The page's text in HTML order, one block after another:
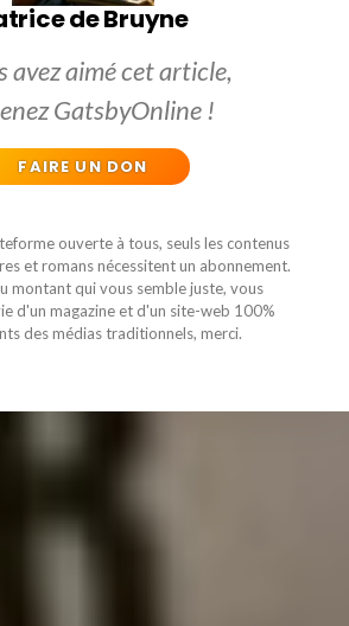
de Bruyne
avez aimé cet article,
GatsbyOnline !
FAIRE UN DON
ouverte à tous, seuls les contenus
et romans nécessitent un abonnement.
montant qui vous semble juste, vous
d'un magazine et d'un site-web 100%
des médias traditionnels, merci.